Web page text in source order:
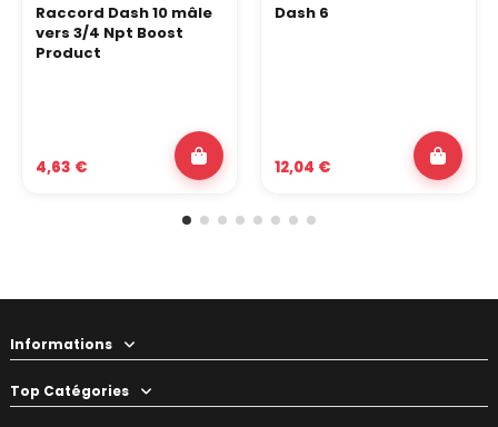
Raccord Dash 10 mâle
vers 3/4 Npt Boost
Product
4,63 €
Dash 6
12,04 €
Informations
Top Catégories